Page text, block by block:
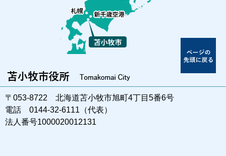
〒053-8722 北海道苫小牧市旭町4丁目5番6号
電話 0144-32-6111（代表）
法人番号1000020012131